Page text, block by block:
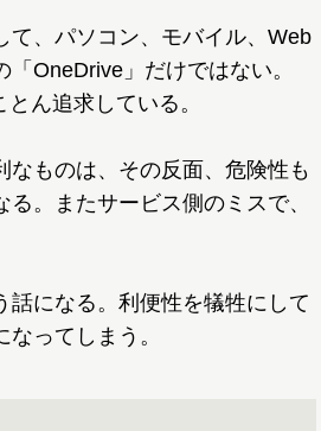
、パソコン、モバイル、Web
OneDrive」だけではない。
ん追求している。
ものは、その反面、危険性も
。またサービス側のミスで、
になる。利便性を犠牲にして
ってしまう。